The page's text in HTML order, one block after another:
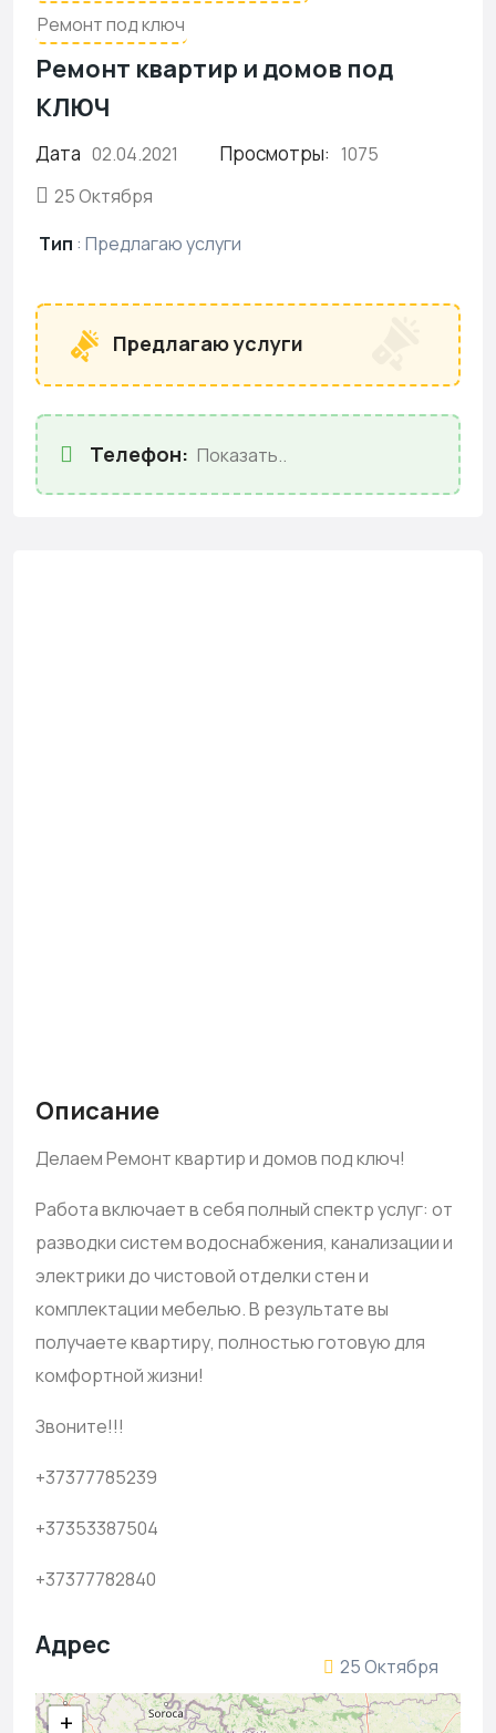
Ремонт под ключ
Ремонт квартир и домов под
КЛЮЧ
Дата 02.04.2021 Просмотры: 1075
25 Октября
Тип : Предлагаю услуги
Предлагаю услуги
Телефон: Показать..
Описание
Делаем Ремонт квартир и домов под ключ!
Работа включает в себя полный спектр услуг: от
разводки систем водоснабжения, канализации и
электрики до чистовой отделки стен и
комплектации мебелью. В результате вы
получаете квартиру, полностью готовую для
комфортной жизни!
Звоните!!!
+37377785239
+37353387504
+37377782840
Адрес
25 Октября
+